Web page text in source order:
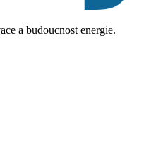
a budoucnost energie.